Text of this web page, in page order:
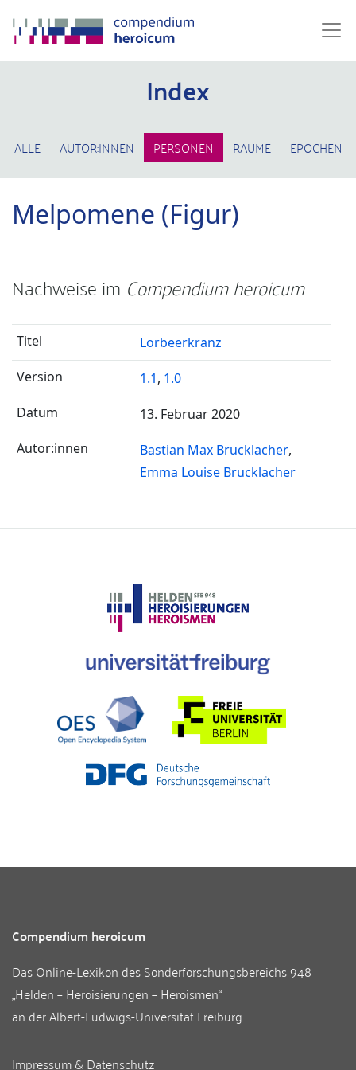
Index
ALLE AUTOR:INNEN PERSONEN RÄUME EPOCHEN
Melpomene (Figur)
Nachweise im Compendium heroicum
Lorbeerkranz
1.1, 1.0
13. Februar 2020
Bastian Max Brucklacher
Emma Louise Brucklacher
Compendium heroicum
Das Online-Lexikon desSonderforschungsbereichs 948
„Helden – Heroisierungen – Heroismen“
an derAlbert-Ludwigs-Universität Freiburg
Impressum & Datenschutz